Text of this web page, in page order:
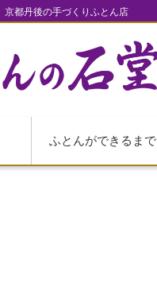
都丹後の手づくりふとん店
ふとんができるまで